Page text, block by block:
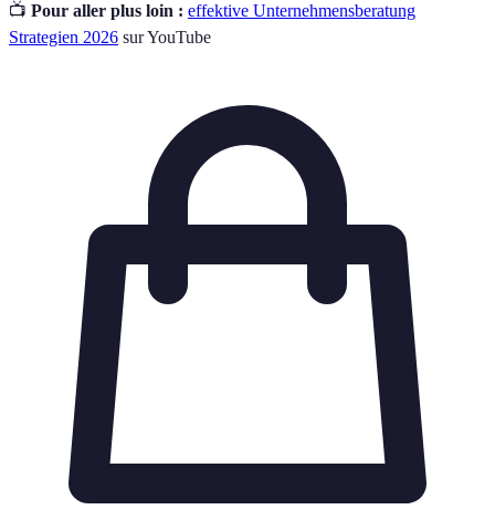
📺 Pour aller plus loin : effektive Unternehmensberatung
Strategien 2026 sur YouTube